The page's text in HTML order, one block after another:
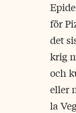
för
det
krig
och
eller
la